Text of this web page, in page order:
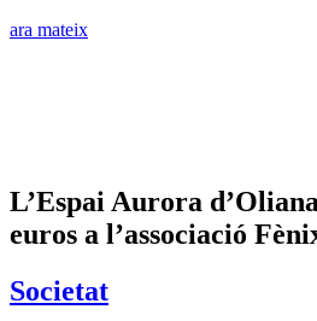
ara mateix
L’Espai Aurora
euros a l’associació
Societat